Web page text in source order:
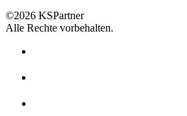
©2026 KSPartner
Alle Rechte vorbehalten.